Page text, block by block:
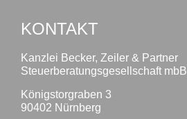
KONTAKT
Kanzlei Becker, Zeiler & Partner
Steuerberatungsgesellschaft mbB
Königstorgraben 3
90402 Nürnberg